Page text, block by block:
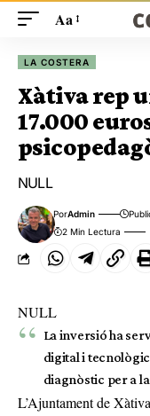
Aa
LA COSTERA
Xàtiva rep
17.000
NULL
PorAdmin
2 Min Lectura
NULL
La inversió ha
digital i
diagnòstic per a
L’Ajuntament de